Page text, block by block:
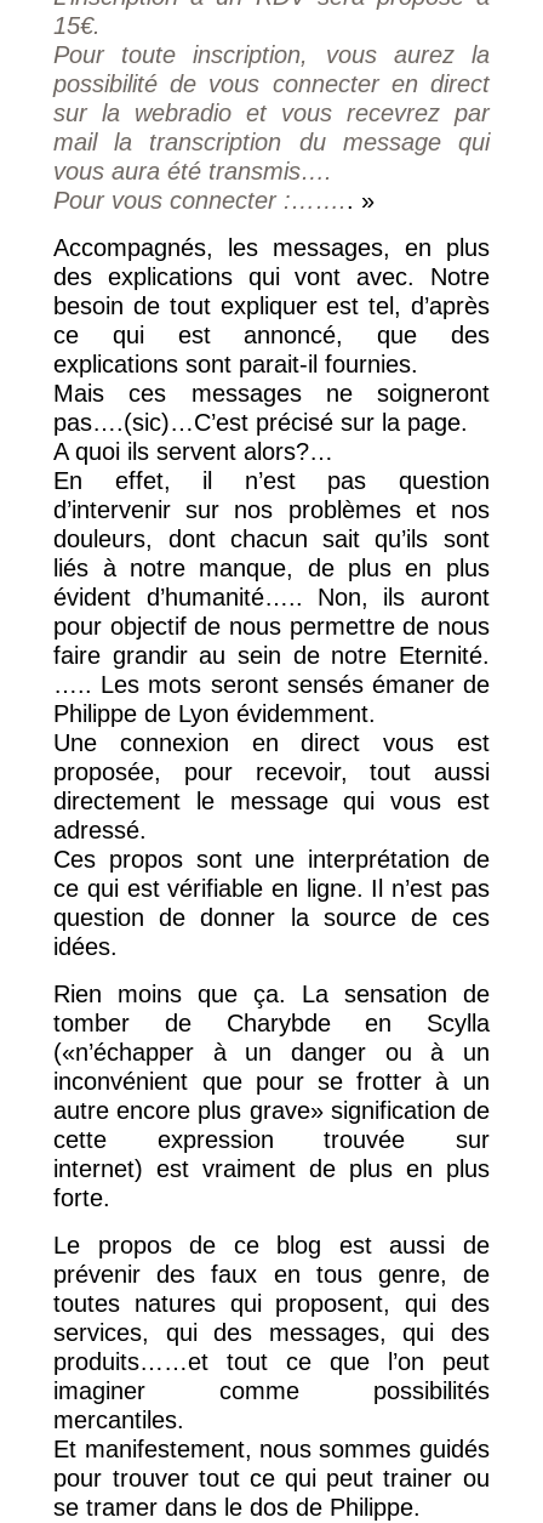
15€.
Pour toute inscription, vous aurez la
possibilité de vous connecter en direct
sur la webradio et vous recevrez par
mail la transcription du message qui
vous aura été transmis….
Pour vous connecter :…….. »
Accompagnés, les messages, en plus
des explications qui vont avec. Notre
besoin de tout expliquer est tel, d’après
ce qui est annoncé, que des
explications sont parait-il fournies.
Mais ces messages ne soigneront
pas….(sic)…C’est précisé sur la page.
A quoi ils servent alors?…
En effet, il n’est pas question
d’intervenir sur nos problèmes et nos
douleurs, dont chacun sait qu’ils sont
liés à notre manque, de plus en plus
évident d’humanité….. Non, ils auront
pour objectif de nous permettre de nous
faire grandir au sein de notre Eternité.
….. Les mots seront sensés émaner de
Philippe de Lyon évidemment.
Une connexion en direct vous est
proposée, pour recevoir, tout aussi
directement le message qui vous est
adressé.
Ces propos sont une interprétation de
ce qui est vérifiable en ligne. Il n’est pas
question de donner la source de ces
idées.
Rien moins que ça. La sensation de
tomber de Charybde en Scylla
(«n’échapper à un danger ou à un
inconvénient que pour se frotter à un
autre encore plus grave» signification de
cette expression trouvée sur
internet) est vraiment de plus en plus
forte.
Le propos de ce blog est aussi de
prévenir des faux en tous genre, de
toutes natures qui proposent, qui des
services, qui des messages, qui des
produits……et tout ce que l’on peut
imaginer comme possibilités
mercantiles.
Et manifestement, nous sommes guidés
pour trouver tout ce qui peut trainer ou
se tramer dans le dos de Philippe.